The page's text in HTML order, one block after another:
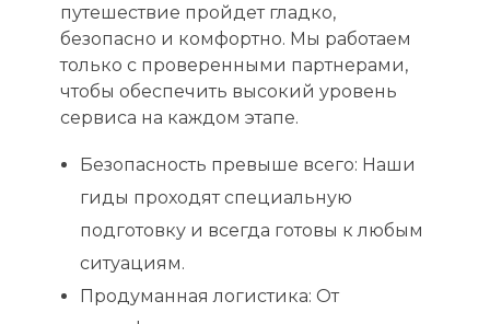
путешествие пройдет гладко,
безопасно и комфортно. Мы работаем
только с проверенными партнерами,
чтобы обеспечить высокий уровень
сервиса на каждом этапе.
Безопасность превыше всего: Наши
гиды проходят специальную
подготовку и всегда готовы к любым
ситуациям.
Продуманная логистика: От